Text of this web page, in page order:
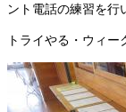
ント電話の練習を行
トライやる・ウィー